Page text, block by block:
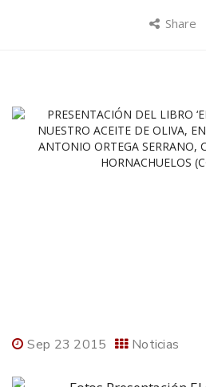
Share
Sep 23 2015 Noticias